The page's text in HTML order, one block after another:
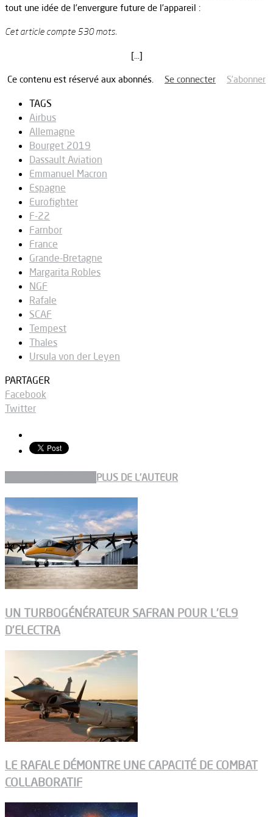
tout une idée de l’envergure future de l’appareil :
Cet article compte 530 mots.
[…]
Ce contenu est réservé aux abonnés. Se connecter S’abonner
TAGS
Airbus
Allemagne
Bourget 2019
Dassault Aviation
Emmanuel Macron
Espagne
Eurofighter
F-22
Farnbor
France
Grande-Bretagne
Margarita Robles
NGF
Rafale
SCAF
Tempest
Thales
Ursula von der Leyen
PARTAGER
Facebook
Twitter
PLUS DE L'AUTEUR
UN TURBOGÉNÉRATEUR SAFRAN POUR L’EL9
D’ELECTRA
LE RAFALE DÉMONTRE UNE CAPACITÉ DE COMBAT
COLLABORATIF